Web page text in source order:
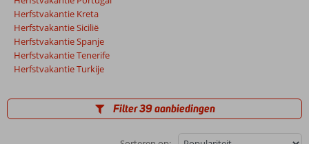
Herfstvakantie Kreta
Herfstvakantie Sicilië
Herfstvakantie Spanje
Herfstvakantie Tenerife
Herfstvakantie Turkije
Filter 39 aanbiedingen